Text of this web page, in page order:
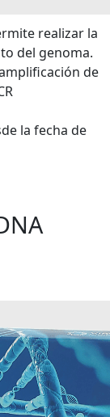
realizar la
del genoma.
de
la fecha de